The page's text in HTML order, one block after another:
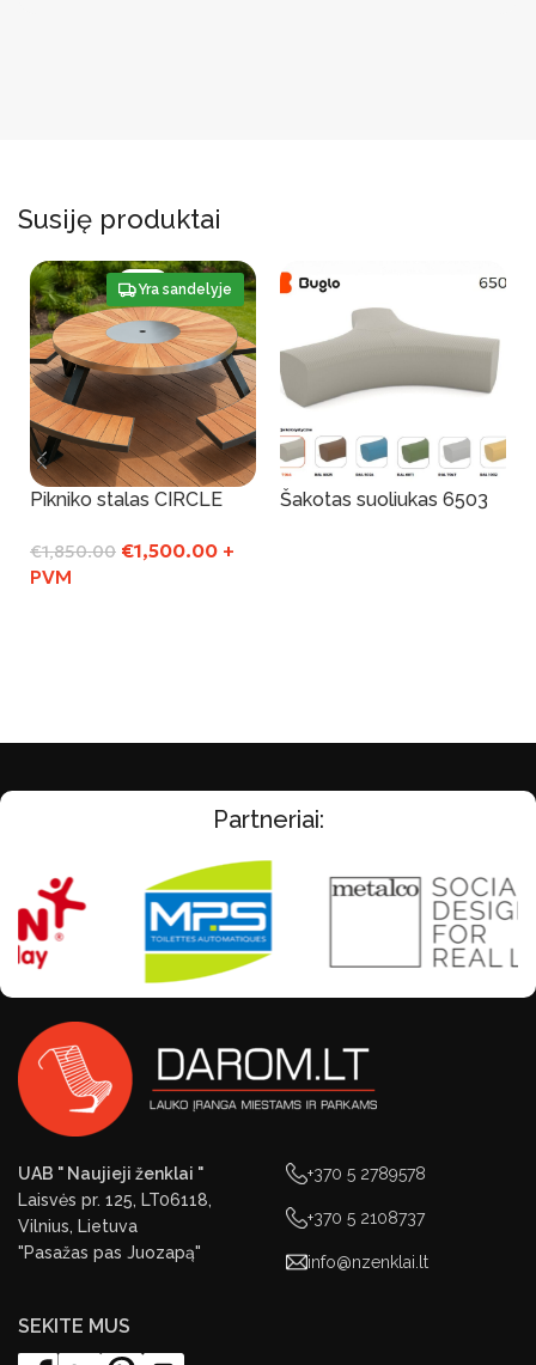
Susiję produktai
-19%Yra sandelyje
Pikniko stalas CIRCLE
€1,850.00 €1,500.00 +
PVM
Šakotas suoliukas 6503
Partneriai:
UAB " Naujieji ženklai "
Laisvės pr. 125, LT06118,
Vilnius, Lietuva
"Pasažas pas Juozapą"
+370 5 2789578
+370 5 2108737
info@nzenklai.lt
SEKITE MUS